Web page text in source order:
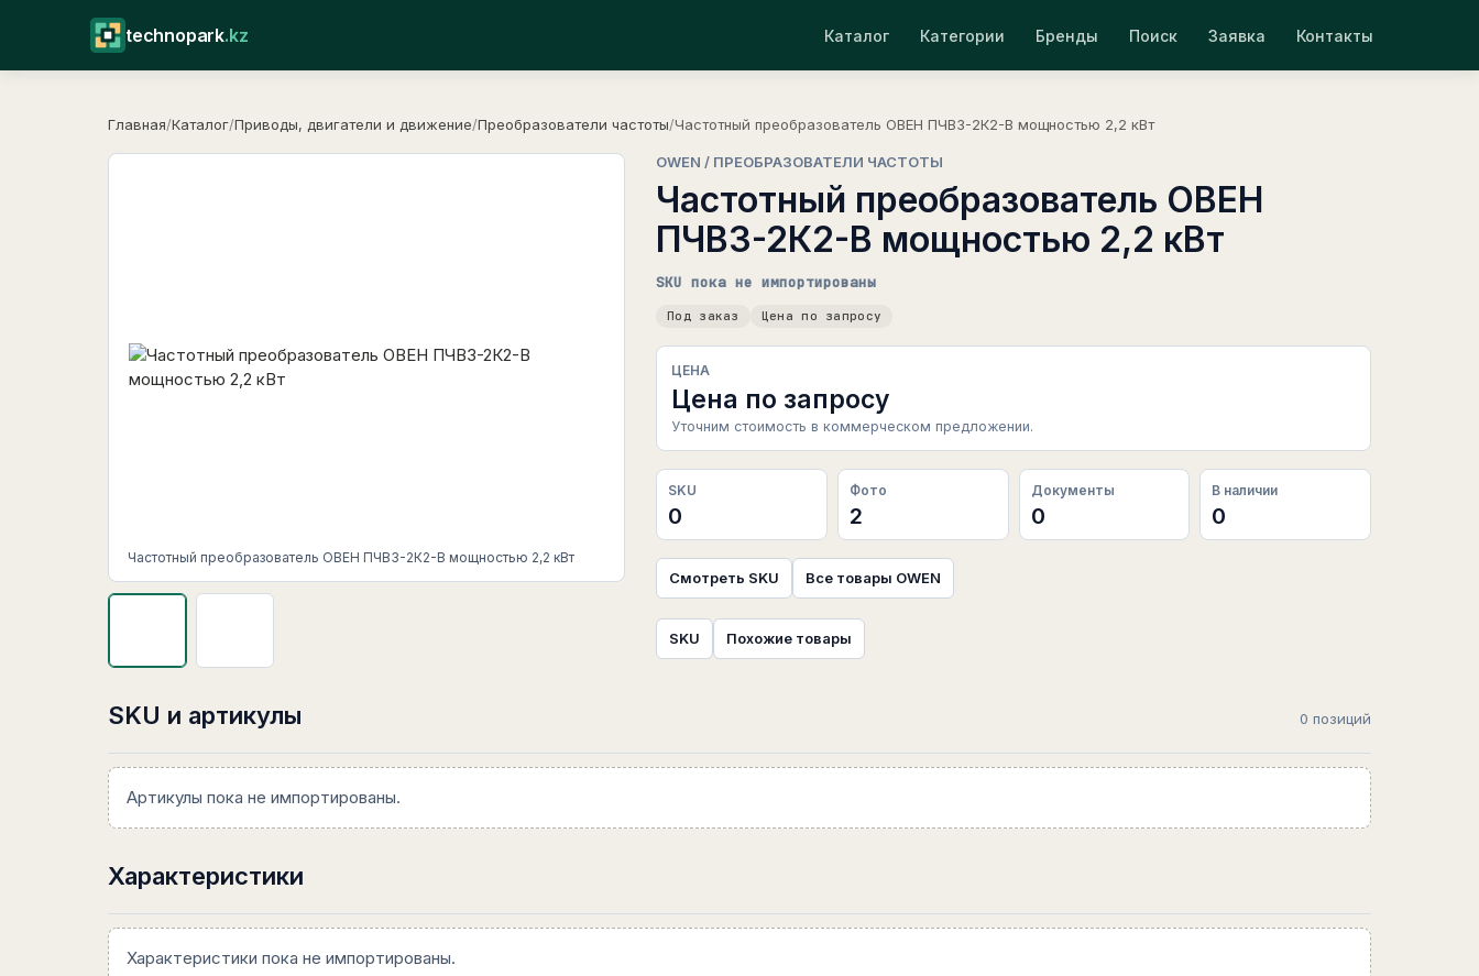
technopark.kz Каталог Категории Бренды Поиск Заявка Контакты
Главная/Каталог/Приводы, двигатели и движение/Преобразователи частоты/Частотный преобразователь ОВЕН ПЧВ3-2К2-В мощностью 2,2 кВт
Частотный преобразователь ОВЕН ПЧВ3-2К2-В мощностью 2,2 кВт
OWEN / ПРЕОБРАЗОВАТЕЛИ ЧАСТОТЫ
Частотный преобразователь ОВЕН
ПЧВ3-2К2-В мощностью 2,2 кВт
SKU пока не импортированы
Под заказ Цена по запросу
ЦЕНА
Цена по запросу
Уточним стоимость в коммерческом предложении.
SKU
0
Фото
2
Документы
0
В наличии
0
Смотреть SKU Все товары OWEN
SKU Похожие товары
SKU и артикулы 0 позиций
Артикулы пока не импортированы.
Характеристики
Характеристики пока не импортированы.